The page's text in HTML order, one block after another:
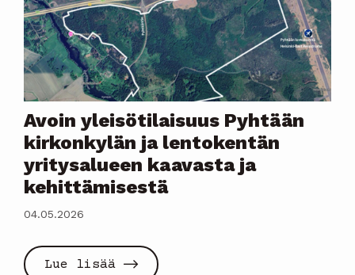
Avoin yleisötilaisuus Pyhtään
kirkonkylän ja lentokentän
yritysalueen kaavasta ja
kehittämisestä
04.05.2026
Lue lisää